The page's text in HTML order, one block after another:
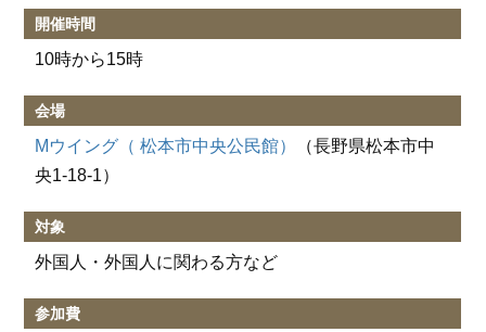
開催時間
10時から15時
会場
Mウイング（ 松本市中央公民館）
（長野県松本市中
央1-18-1）
対象
外国人・外国人に関わる方など
参加費